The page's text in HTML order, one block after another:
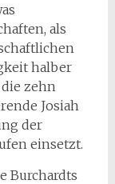
als
halber
zehn
Josiah
der
einsetzt.
Burchardts